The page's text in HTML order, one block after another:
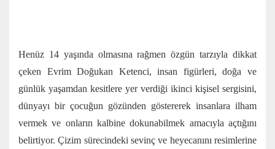
Henüz 14 yaşında olmasına rağmen özgün tarzıyla dikkat
çeken Evrim Doğukan Ketenci, insan figürleri, doğa ve
günlük yaşamdan kesitlere yer verdiği ikinci kişisel sergisini,
dünyayı bir çocuğun gözünden göstererek insanlara ilham
vermek ve onların kalbine dokunabilmek amacıyla açtığını
belirtiyor. Çizim sürecindeki sevinç ve heyecanını resimlerine